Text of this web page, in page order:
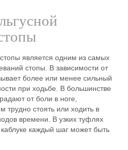
является одним из самых
стопы. В зависимости от
более или менее сильный
при ходьбе. В большинстве
от боли в ноге,
трудно стоять или ходить в
времени. В узких туфлях
каждый шаг может быть